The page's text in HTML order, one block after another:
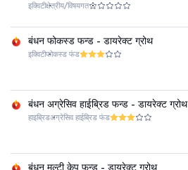
इक्विटीक्षेत्रीय/विषयगत
बंधन फोकस्ड फन्ड - डायरेक्ट ग्रोथ
इक्विटीफोकस्ड फंड
बंधन अग्रेसिव हाईब्रिड फन्ड - डायरेक्ट ग्रोथ
हाइब्रिडअग्रेसिव हाईब्रिड फंड
बंधन मल्टी केप फन्ड - डायरेक्ट ग्रोथ